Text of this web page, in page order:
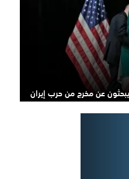
عن مخرج من حرب إيران